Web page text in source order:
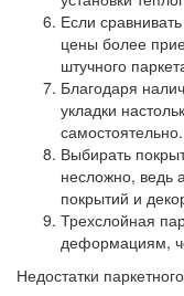
Если
цены более
штучного
Благодаря
укладки
самостоятельно.
Выбирать
несложно, ведь
покрытий и
Трехслойная
деформациям,
Недостатки